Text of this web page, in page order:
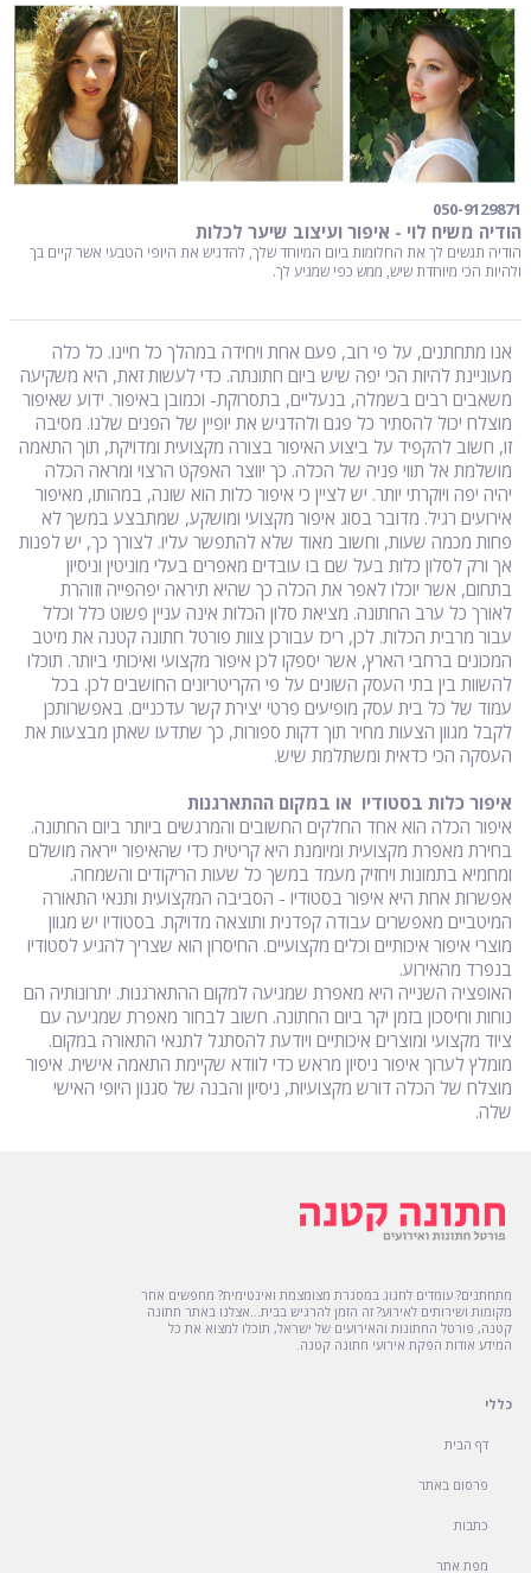
050-9129871
הודיה משיח לוי - איפור ועיצוב שיער לכלות
הודיה תגשים לך את החלומות ביום המיוחד שלך, להדגיש את היופי הטבעי אשר קיים בך
ולהיות הכי מיוחדת שיש, ממש כפי שמגיע לך.
אנו מתחתנים, על פי רוב, פעם אחת ויחידה במהלך כל חיינו. כל כלה
מעוניינת להיות הכי יפה שיש ביום חתונתה. כדי לעשות זאת, היא משקיעה
משאבים רבים בשמלה, בנעליים, בתסרוקת- וכמובן באיפור. ידוע שאיפור
מוצלח יכול להסתיר כל פגם ולהדגיש את יופיין של הפנים שלנו. מסיבה
זו, חשוב להקפיד על ביצוע האיפור בצורה מקצועית ומדויקת, תוך התאמה
מושלמת אל תווי פניה של הכלה. כך יווצר האפקט הרצוי ומראה הכלה
יהיה יפה ויוקרתי יותר. יש לציין כי איפור כלות הוא שונה, במהותו, מאיפור
אירועים רגיל. מדובר בסוג איפור מקצועי ומושקע, שמתבצע במשך לא
פחות מכמה שעות, וחשוב מאוד שלא להתפשר עליו. לצורך כך, יש לפנות
אך ורק לסלון כלות בעל שם בו עובדים מאפרים בעלי מוניטין וניסיון
בתחום, אשר יוכלו לאפר את הכלה כך שהיא תיראה יפהפייה וזוהרת
לאורך כל ערב החתונה. מציאת סלון הכלות אינה עניין פשוט כלל וכלל
עבור מרבית הכלות. לכן, ריכז עבורכן צוות פורטל חתונה קטנה את מיטב
המכונים ברחבי הארץ, אשר יספקו לכן איפור מקצועי ואיכותי ביותר. תוכלו
להשוות בין בתי העסק השונים על פי הקריטריונים החושבים לכן. בכל
עמוד של כל בית עסק מופיעים פרטי יצירת קשר עדכניים. באפשרותכן
לקבל מגוון הצעות מחיר תוך דקות ספורות, כך שתדעו שאתן מבצעות את
העסקה הכי כדאית ומשתלמת שיש.
איפור כלות בסטודיו או במקום ההתארגנות
איפור הכלה הוא אחד החלקים החשובים והמרגשים ביותר ביום החתונה.
בחירת מאפרת מקצועית ומיומנת היא קריטית כדי שהאיפור ייראה מושלם
ומחמיא בתמונות ויחזיק מעמד במשך כל שעות הריקודים והשמחה.
אפשרות אחת היא איפור בסטודיו - הסביבה המקצועית ותנאי התאורה
המיטביים מאפשרים עבודה קפדנית ותוצאה מדויקת. בסטודיו יש מגוון
מוצרי איפור איכותיים וכלים מקצועיים. החיסרון הוא שצריך להגיע לסטודיו
בנפרד מהאירוע.
האופציה השנייה היא מאפרת שמגיעה למקום ההתארגנות. יתרונותיה הם
נוחות וחיסכון בזמן יקר ביום החתונה. חשוב לבחור מאפרת שמגיעה עם
ציוד מקצועי ומוצרים איכותיים ויודעת להסתגל לתנאי התאורה במקום.
מומלץ לערוך איפור ניסיון מראש כדי לוודא שקיימת התאמה אישית. איפור
מוצלח של הכלה דורש מקצועיות, ניסיון והבנה של סגנון היופי האישי
שלה.
מתחתנים? עומדים לחגוג במסגרת מצומצמת ואינטימית? מחפשים אחר
מקומות ושירותים לאירוע? זה הזמן להרגיש בבית...אצלנו באתר חתונה
קטנה, פורטל החתונות והאירועים של ישראל, תוכלו למצוא את כל
המידע אודות הפקת אירועי חתונה קטנה.
כללי
דף הבית
פרסום באתר
כתבות
מפת אתר